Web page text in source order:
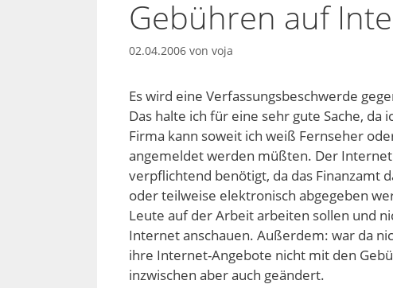
Gebühren auf
02.04.2006 von voja
Es wird eine Verfassungsbeschwerde
Das halte ich für eine sehr gute Sache,
Firma kann soweit ich weiß Fernseher
angemeldet werden müßten. Der
verpflichtend benötigt, da das Finanzamt
oder teilweise elektronisch abgegeben
Leute auf der Arbeit arbeiten sollen und
Internet anschauen. Außerdem: war da
ihre Internet-Angebote nicht mit den
inzwischen aber auch geändert.